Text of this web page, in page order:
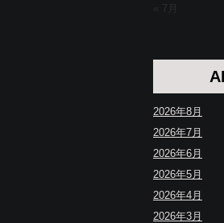
« 7月
2026年8月
2026年7月
2026年6月
2026年5月
2026年4月
2026年3月